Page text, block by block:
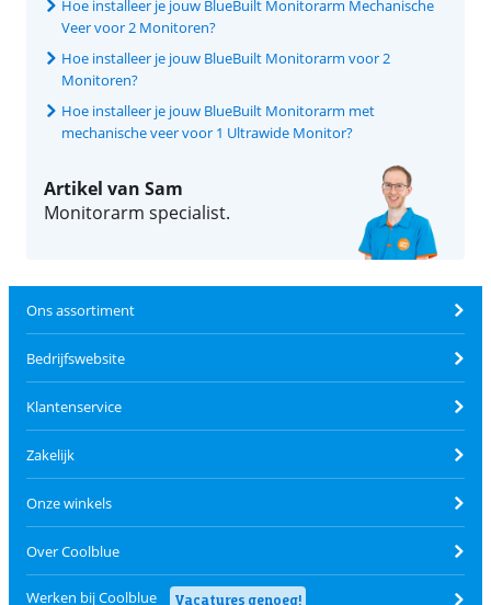
Hoe installeer je jouw BlueBuilt Monitorarm Mechanische
Veer voor 2 Monitoren?
Hoe installeer je jouw BlueBuilt Monitorarm voor 2
Monitoren?
Hoe installeer je jouw BlueBuilt Monitorarm met
mechanische veer voor 1 Ultrawide Monitor?
Artikel van Sam
Monitorarm specialist.
Ons assortiment
Bedrijfswebsite
Klantenservice
Zakelijk
Onze winkels
Over Coolblue
Werken bij Coolblue Vacatures genoeg!